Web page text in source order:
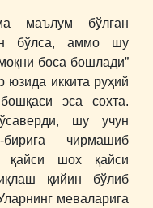
маълум бўлган
бўлса, аммо шу
боса бошлади”
юзида иккита руҳий
эса сохта.
шу учун
чирмашиб
қайси шох қайси
қийин бўлиб
меваларига